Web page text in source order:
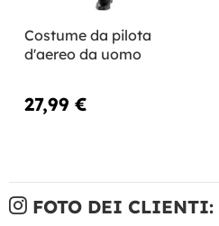
Costume da pilota
d'aereo da uomo
27,99 €
FOTO DEI CLIENTI: